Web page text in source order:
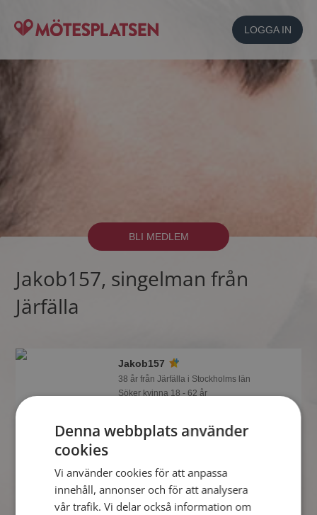
LOGGA IN
BLI MEDLEM
Jakob157, singelman från
Järfälla
Jakob157
38 år från Järfälla i Stockholms län
Söker kvinna 18 - 62 år
se en fullständig profil med kuriosa och
foton om du är medlem på
Denna webbplats använder
cookies
Vi använder cookies för att anpassa
innehåll, annonser och för att analysera
vår trafik. Vi delar också information om